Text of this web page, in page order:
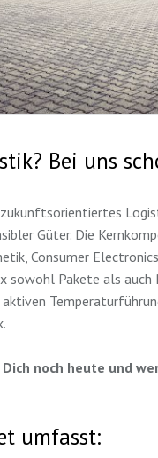
Bei uns
Güter. Die
Consumer
Pakete als
noch heute und
umfasst: